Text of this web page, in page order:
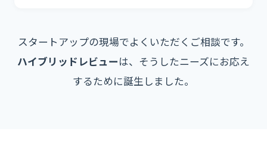
スタートアップの現場でよくいただくご相談です。
ハイブリッドレビューは、そうしたニーズにお応え
するために誕生しました。